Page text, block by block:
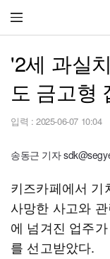
'2세 과실
도 금고형
입력 : 2025-06-07 10:04
송동근 기자
키즈카페에서 기
사망한 사고와
에 넘겨진 업주
를 선고받았다.